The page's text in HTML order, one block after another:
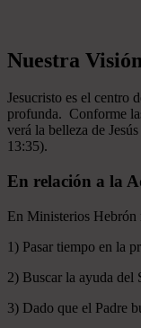
Nuestra Visión
Jesucristo es el centro
profunda. Conforme
verá la belleza de
13:35).
En relación a la
En Ministerios Hebrón
1) Pasar tiempo en la
2) Buscar la ayuda del
3) Dado que el Padre